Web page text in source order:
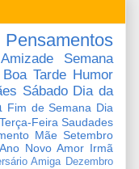
Pensamentos
Amizade
Semana
Boa Tarde Humor
Sábado Dia da
Fim de Semana Dia
Terça-Feira Saudades
Mãe Setembro
Ano Novo Amor Irmã
Amiga Dezembro